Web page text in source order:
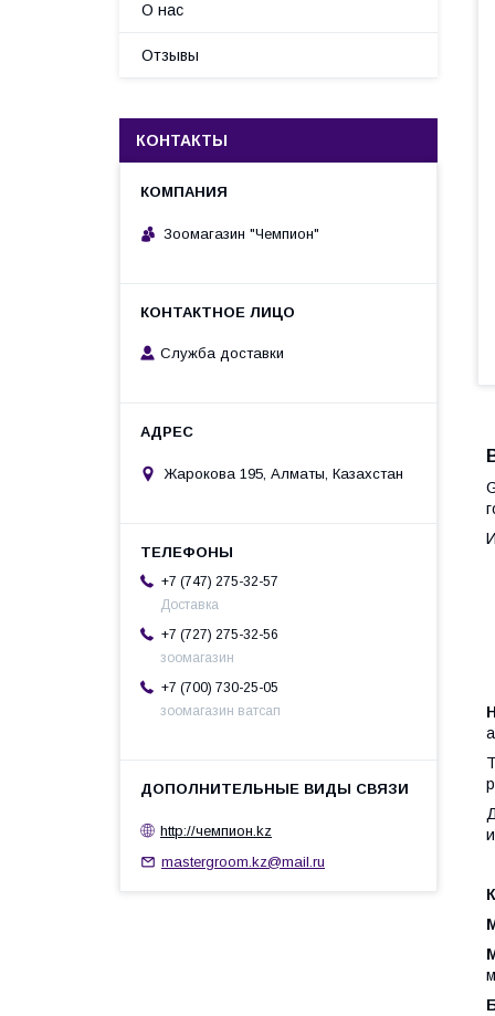
О нас
Отзывы
КОНТАКТЫ
Зоомагазин "Чемпион"
Служба доставки
Жарокова 195, Алматы, Казахстан
+7 (747) 275-32-57
Доставка
+7 (727) 275-32-56
зоомагазин
+7 (700) 730-25-05
зоомагазин ватсап
http://чемпион.kz
mastergroom.kz@mail.ru